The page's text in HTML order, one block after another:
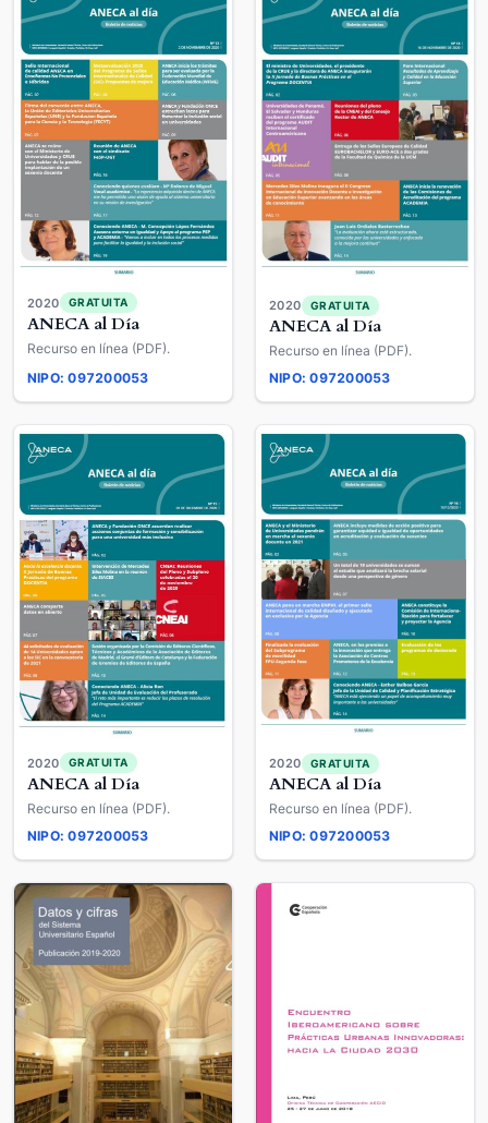
2020 GRATUITA
ANECA al Día
Recurso en línea (PDF).
NIPO: 097200053
2020 GRATUITA
ANECA al Día
Recurso en línea (PDF).
NIPO: 097200053
2020 GRATUITA
ANECA al Día
Recurso en línea (PDF).
NIPO: 097200053
2020 GRATUITA
ANECA al Día
Recurso en línea (PDF).
NIPO: 097200053